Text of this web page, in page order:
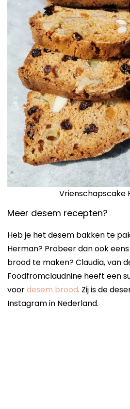
Vrienschapscake
Meer desem recepten?
Heb je het desem bakken te
Herman? Probeer dan ook
brood te maken? Claudia, van
Foodfromclaudnine heeft een
voordesem brood. Zij is de
Instagram in Nederland.